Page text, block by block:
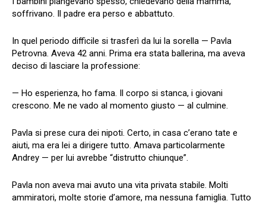
soffrivano. Il padre era perso e abbattuto.
In quel periodo difficile si trasferì da lui la sorella — Pavla
Petrovna. Aveva 42 anni. Prima era stata ballerina, ma aveva
deciso di lasciare la professione:
— Ho esperienza, ho fama. Il corpo si stanca, i giovani
crescono. Me ne vado al momento giusto — al culmine.
Pavla si prese cura dei nipoti. Certo, in casa c’erano tate e
aiuti, ma era lei a dirigere tutto. Amava particolarmente
Andrey — per lui avrebbe “distrutto chiunque”.
Pavla non aveva mai avuto una vita privata stabile. Molti
ammiratori, molte storie d’amore, ma nessuna famiglia. Tutto